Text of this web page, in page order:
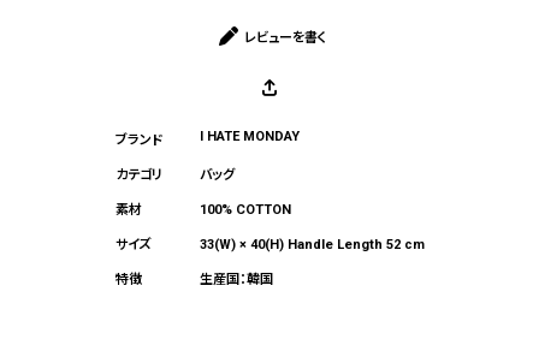
レビューを書く
I HATE MONDAY
バッグ
100% COTTON
33(W) × 40(H) Handle Length 52 cm
生産国：韓国